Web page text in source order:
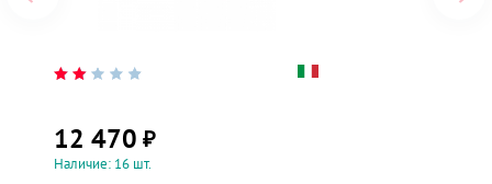
12 470 ₽
Наличие: 16 шт.